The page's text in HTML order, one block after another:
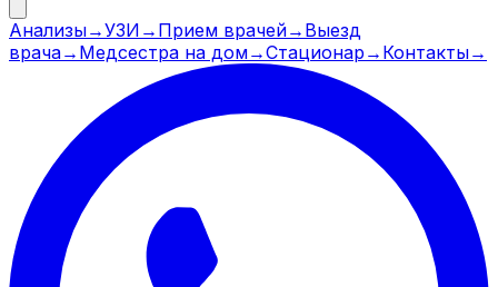
Анализы→УЗИ → Прием врачей→ Выезд
врача→ Медсестра на дом→Стационар → Контакты→